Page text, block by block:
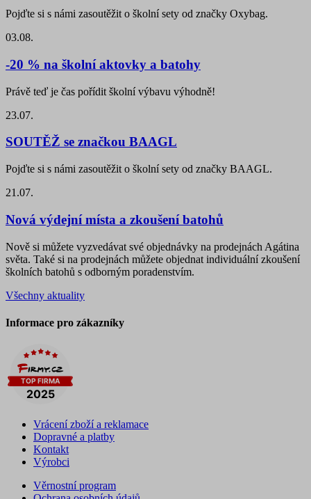
Pojďte si s námi zasoutěžit o školní sety od značky Oxybag.
03.08.
-20 % na školní aktovky a batohy
Právě teď je čas pořídit školní výbavu výhodně!
23.07.
SOUTĚŽ se značkou BAAGL
Pojďte si s námi zasoutěžit o školní sety od značky BAAGL.
21.07.
Nová výdejní místa a zkoušení batohů
Nově si můžete vyzvedávat své objednávky na prodejnách Agátina
světa. Také si na prodejnách můžete objednat individuální zkoušení
školních batohů s odborným poradenstvím.
Všechny aktuality
Informace pro zákazníky
Vrácení zboží a reklamace
Dopravné a platby
Kontakt
Výrobci
Věrnostní program